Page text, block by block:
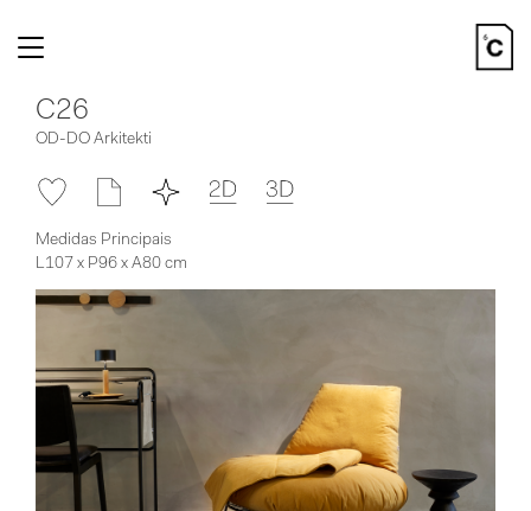
Toggle
C26
OD-DO Arkitekti
Medidas Principais
L107 x P96 x A80 cm